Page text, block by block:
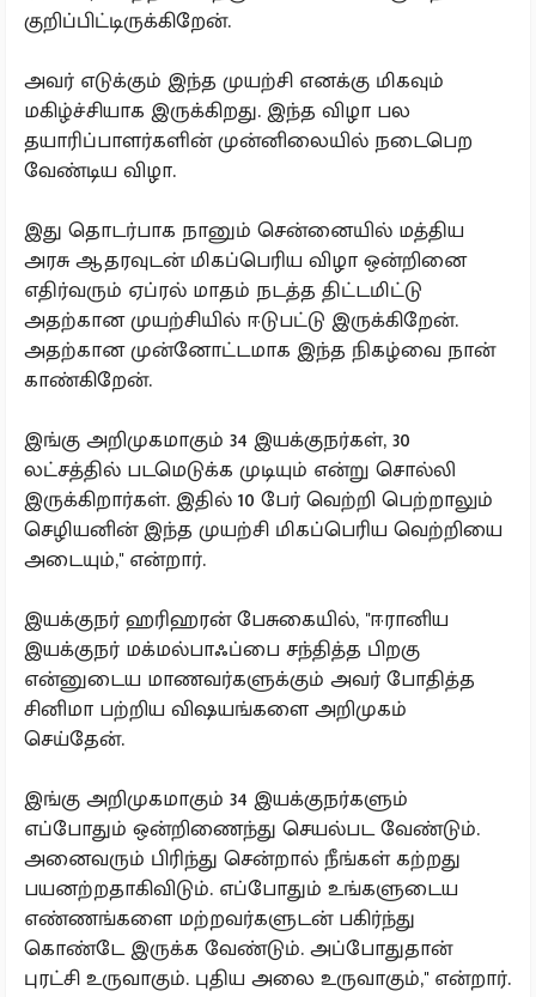
குறிப்பிட்டிருக்கிறேன்.
அவர் எடுக்கும் இந்த முயற்சி எனக்கு மிகவும்
மகிழ்ச்சியாக இருக்கிறது. இந்த விழா பல
தயாரிப்பாளர்களின் முன்னிலையில் நடைபெற
வேண்டிய விழா.
இது தொடர்பாக நானும் சென்னையில் மத்திய
அரசு ஆதரவுடன் மிகப்பெரிய விழா ஒன்றினை
எதிர்வரும் ஏப்ரல் மாதம் நடத்த திட்டமிட்டு
அதற்கான முயற்சியில் ஈடுபட்டு இருக்கிறேன்.‌
அதற்கான முன்னோட்டமாக இந்த நிகழ்வை நான்
காண்கிறேன்.‌
இங்கு அறிமுகமாகும் 34 இயக்குநர்கள், 30
லட்சத்தில் படமெடுக்க முடியும் என்று சொல்லி
இருக்கிறார்கள். இதில் 10 பேர் வெற்றி பெற்றாலும்
செழியனின் இந்த முயற்சி மிகப்பெரிய வெற்றியை
அடையும்,'' என்றார்.
இயக்குநர் ஹரிஹரன் பேசுகையில், ''ஈரானிய
இயக்குநர் மக்மல்பாஃப்பை சந்தித்த பிறகு
என்னுடைய மாணவர்களுக்கும் அவர் போதித்த
சினிமா பற்றிய விஷயங்களை அறிமுகம்
செய்தேன்.
இங்கு அறிமுகமாகும் 34 இயக்குநர்களும்
எப்போதும் ஒன்றிணைந்து செயல்பட வேண்டும்.
அனைவரும் பிரிந்து சென்றால் நீங்கள் கற்றது
பயனற்றதாகிவிடும். எப்போதும் உங்களுடைய
எண்ணங்களை மற்றவர்களுடன் பகிர்ந்து
கொண்டே இருக்க வேண்டும். அப்போதுதான்
புரட்சி உருவாகும். புதிய அலை உருவாகும்,'' என்றார்.